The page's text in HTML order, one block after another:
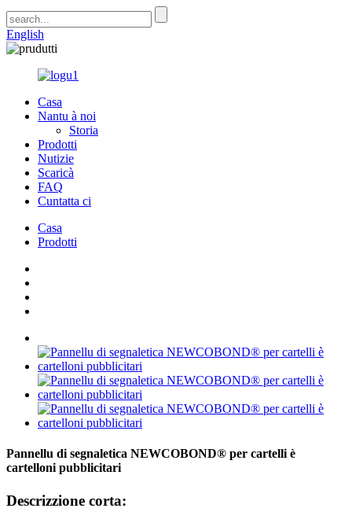
English
Casa
Nantu à noi
Storia
Prodotti
Nutizie
Scaricà
FAQ
Cuntatta ci
Casa
Prodotti
Pannellu di segnaletica NEWCOBOND® per cartelli è
cartelloni pubblicitari
Descrizzione corta: